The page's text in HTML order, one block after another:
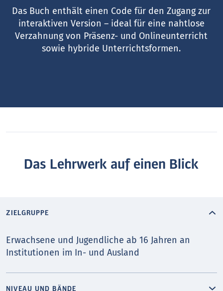
Das Buch enthält einen Code für den Zugang zur
interaktiven Version – ideal für eine nahtlose
Verzahnung von Präsenz- und Onlineunterricht
sowie hybride Unterrichtsformen.
Das Lehrwerk auf einen Blick
ZIELGRUPPE
Erwachsene und Jugendliche ab 16 Jahren an
Institutionen im In- und Ausland
NIVEAU UND BÄNDE